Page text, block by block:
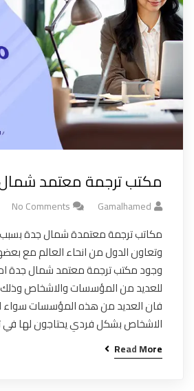
مكتب ترجمة معتمد
Gamalhamed
No Comments
مكاتب ترجمة معتمدة شمال جدة بسبب
وتعاون الدول من انحاء العالم مع
وجود مكتب ترجمة معتمد شمال جدة
للعديد من المؤسسات والاشخاص
فان العديد من هذه المؤسسات سواء
الاشخاص بشكل فردي يحتاجون لها
Read More